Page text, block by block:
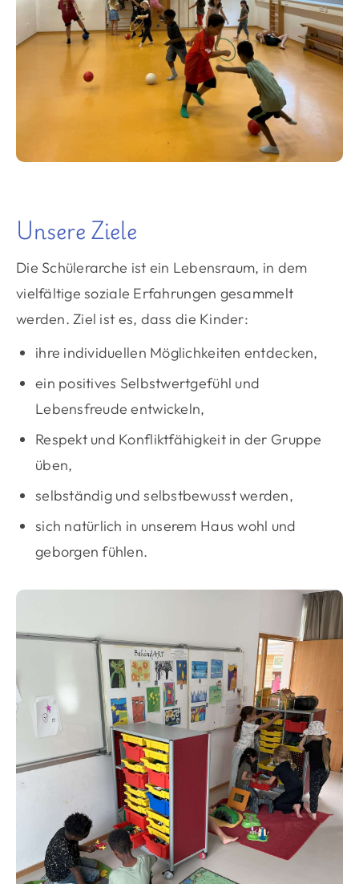
Unsere Ziele
Die Schülerarche ist ein Lebensraum, in dem
vielfältige soziale Erfahrungen gesammelt
werden. Ziel ist es, dass die Kinder:
ihre individuellen Möglichkeiten entdecken,
ein positives Selbstwertgefühl und
Lebensfreude entwickeln,
Respekt und Konfliktfähigkeit in der Gruppe
üben,
selbständig und selbstbewusst werden,
sich natürlich in unserem Haus wohl und
geborgen fühlen.